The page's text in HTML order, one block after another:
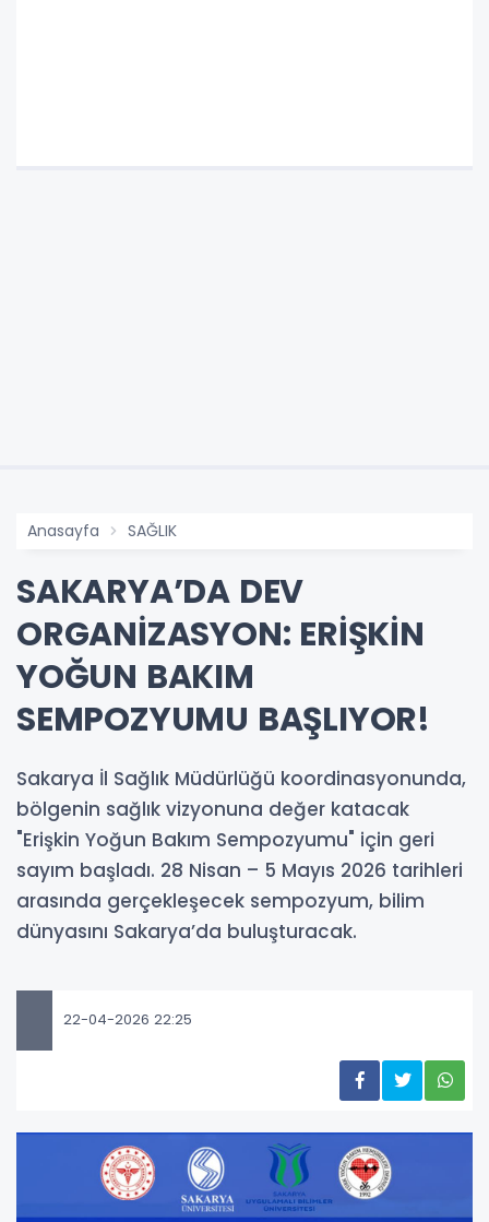
Anasayfa SAĞLIK
SAKARYA’DA DEV
ORGANİZASYON: ERİŞKİN
YOĞUN BAKIM
SEMPOZYUMU BAŞLIYOR!
Sakarya İl Sağlık Müdürlüğü koordinasyonunda,
bölgenin sağlık vizyonuna değer katacak
"Erişkin Yoğun Bakım Sempozyumu" için geri
sayım başladı. 28 Nisan – 5 Mayıs 2026 tarihleri
arasında gerçekleşecek sempozyum, bilim
dünyasını Sakarya’da buluşturacak.
22-04-2026 22:25